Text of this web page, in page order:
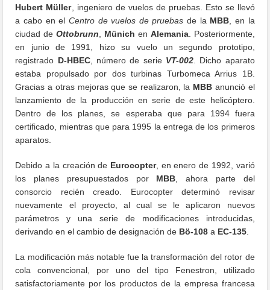
Hubert Müller, ingeniero de vuelos de pruebas. Esto se llevó
a cabo en el Centro de vuelos de pruebas de la MBB, en la
ciudad deOttobrunn, Münich en Alemania. Posteriormente,
en junio de 1991, hizo su vuelo un segundo prototipo,
registrado D-HBEC, número de serie VT-002. Dicho aparato
estaba propulsado por dos turbinas Turbomeca Arrius 1B.
Gracias a otras mejoras que se realizaron, la MBB anunció el
lanzamiento de la producción en serie de este helicóptero.
Dentro de los planes, se esperaba que para 1994 fuera
certificado, mientras que para 1995 la entrega de los primeros
aparatos.
Debido a la creación de Eurocopter, en enero de 1992, varió
los planes presupuestados por MBB, ahora parte del
consorcio recién creado. Eurocopter determinó revisar
nuevamente el proyecto, al cual se le aplicaron nuevos
parámetros y una serie de modificaciones introducidas,
derivando en el cambio de designación de Bö-108 a EC-135.
La modificación más notable fue la transformación del rotor de
cola convencional, por uno del tipo Fenestron, utilizado
satisfactoriamente por los productos de la empresa francesa